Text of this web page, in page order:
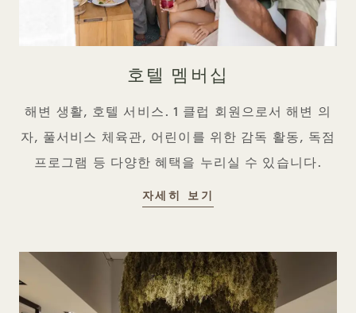
호텔 멤버십
해변 생활, 호텔 서비스. 1 클럽 회원으로서 해변 의
자, 풀서비스 체육관, 어린이를 위한 감독 활동, 독점
프로그램 등 다양한 혜택을 누리실 수 있습니다.
자세히 보기